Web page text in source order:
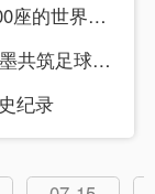
“多伦多BMO Field扩容至45,500座的世界杯声场适配性仿真分析（2026）”
2026世界杯48队新格局：美加墨共筑足球盛宴，北美势力版图全面重构
纪录